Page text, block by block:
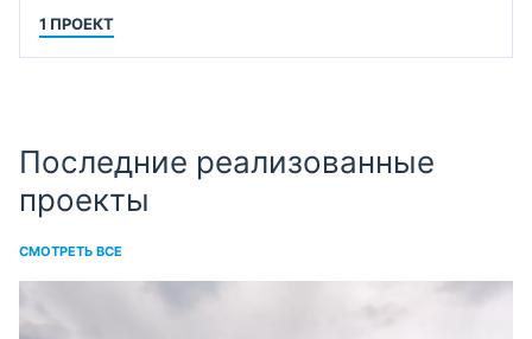
1 ПРОЕКТ
Последние реализованные
проекты
СМОТРЕТЬ ВСЕ